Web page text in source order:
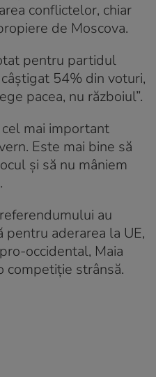
conflictelor, chiar
de Moscova.
pentru partidul
54% din voturi,
pacea, nu războiul”.
mai important
Este mai bine să
și să nu mâniem
au
aderarea la UE,
occidental, Maia
competiție strânsă.